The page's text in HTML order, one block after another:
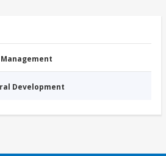
Management
Development